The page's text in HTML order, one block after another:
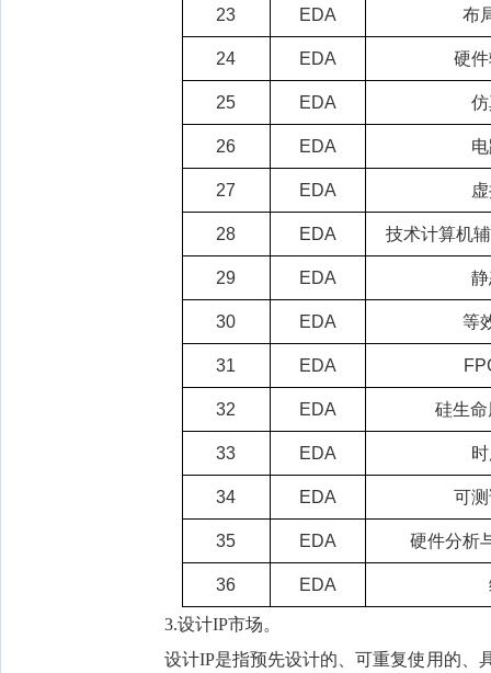
23 EDA 布
24 EDA 硬
25 EDA
26 EDA
27 EDA
28 EDA 技术计算机
29 EDA
30 EDA 等
31 EDA
32 EDA 硅生
33 EDA
34 EDA 可
35 EDA 硬件分析
36 EDA
3.设计IP市场。
设计IP是指预先设计的、可重复使用的、